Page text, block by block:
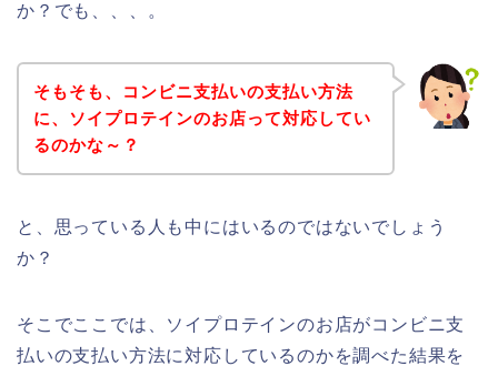
か？でも、、、。
そもそも、コンビニ支払いの支払い方法
に、ソイプロテインのお店って対応してい
るのかな～？
と、思っている人も中にはいるのではないでしょう
か？
そこでここでは、ソイプロテインのお店がコンビニ支
払いの支払い方法に対応しているのかを調べた結果を